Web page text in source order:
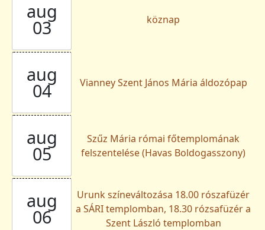
aug
03 köznap
aug
04 Vianney Szent János Mária áldozópap
aug
05
Szűz Mária római főtemplomának
felszentelése (Havas Boldogasszony)
aug
06
Urunk színeváltozása 18.00 rószafüzér
a SÁRI templomban, 18.30 rózsafüzér a
Szent László templomban